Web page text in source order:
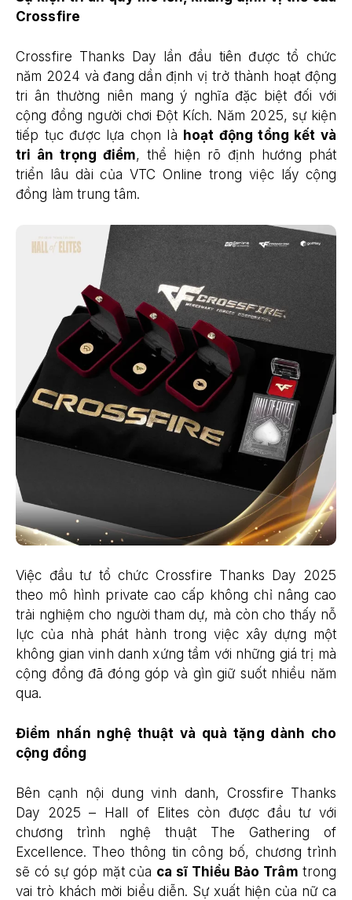
Crossfire
Crossfire Thanks Day lần đầu tiên được tổ chức
năm 2024 và đang dần định vị trở thành hoạt động
tri ân thường niên mang ý nghĩa đặc biệt đối với
cộng đồng người chơi Đột Kích. Năm 2025, sự kiện
tiếp tục được lựa chọn là hoạt động tổng kết và
tri ân trọng điểm, thể hiện rõ định hướng phát
triển lâu dài của VTC Online trong việc lấy cộng
đồng làm trung tâm.
Việc đầu tư tổ chức Crossfire Thanks Day 2025
theo mô hình private cao cấp không chỉ nâng cao
trải nghiệm cho người tham dự, mà còn cho thấy nỗ
lực của nhà phát hành trong việc xây dựng một
không gian vinh danh xứng tầm với những giá trị mà
cộng đồng đã đóng góp và gìn giữ suốt nhiều năm
qua.
Điểm nhấn nghệ thuật và quà tặng dành cho
cộng đồng
Bên cạnh nội dung vinh danh, Crossfire Thanks
Day 2025 – Hall of Elites còn được đầu tư với
chương trình nghệ thuật The Gathering of
Excellence. Theo thông tin công bố, chương trình
sẽ có sự góp mặt của ca sĩ Thiều Bảo Trâm trong
vai trò khách mời biểu diễn. Sự xuất hiện của nữ ca